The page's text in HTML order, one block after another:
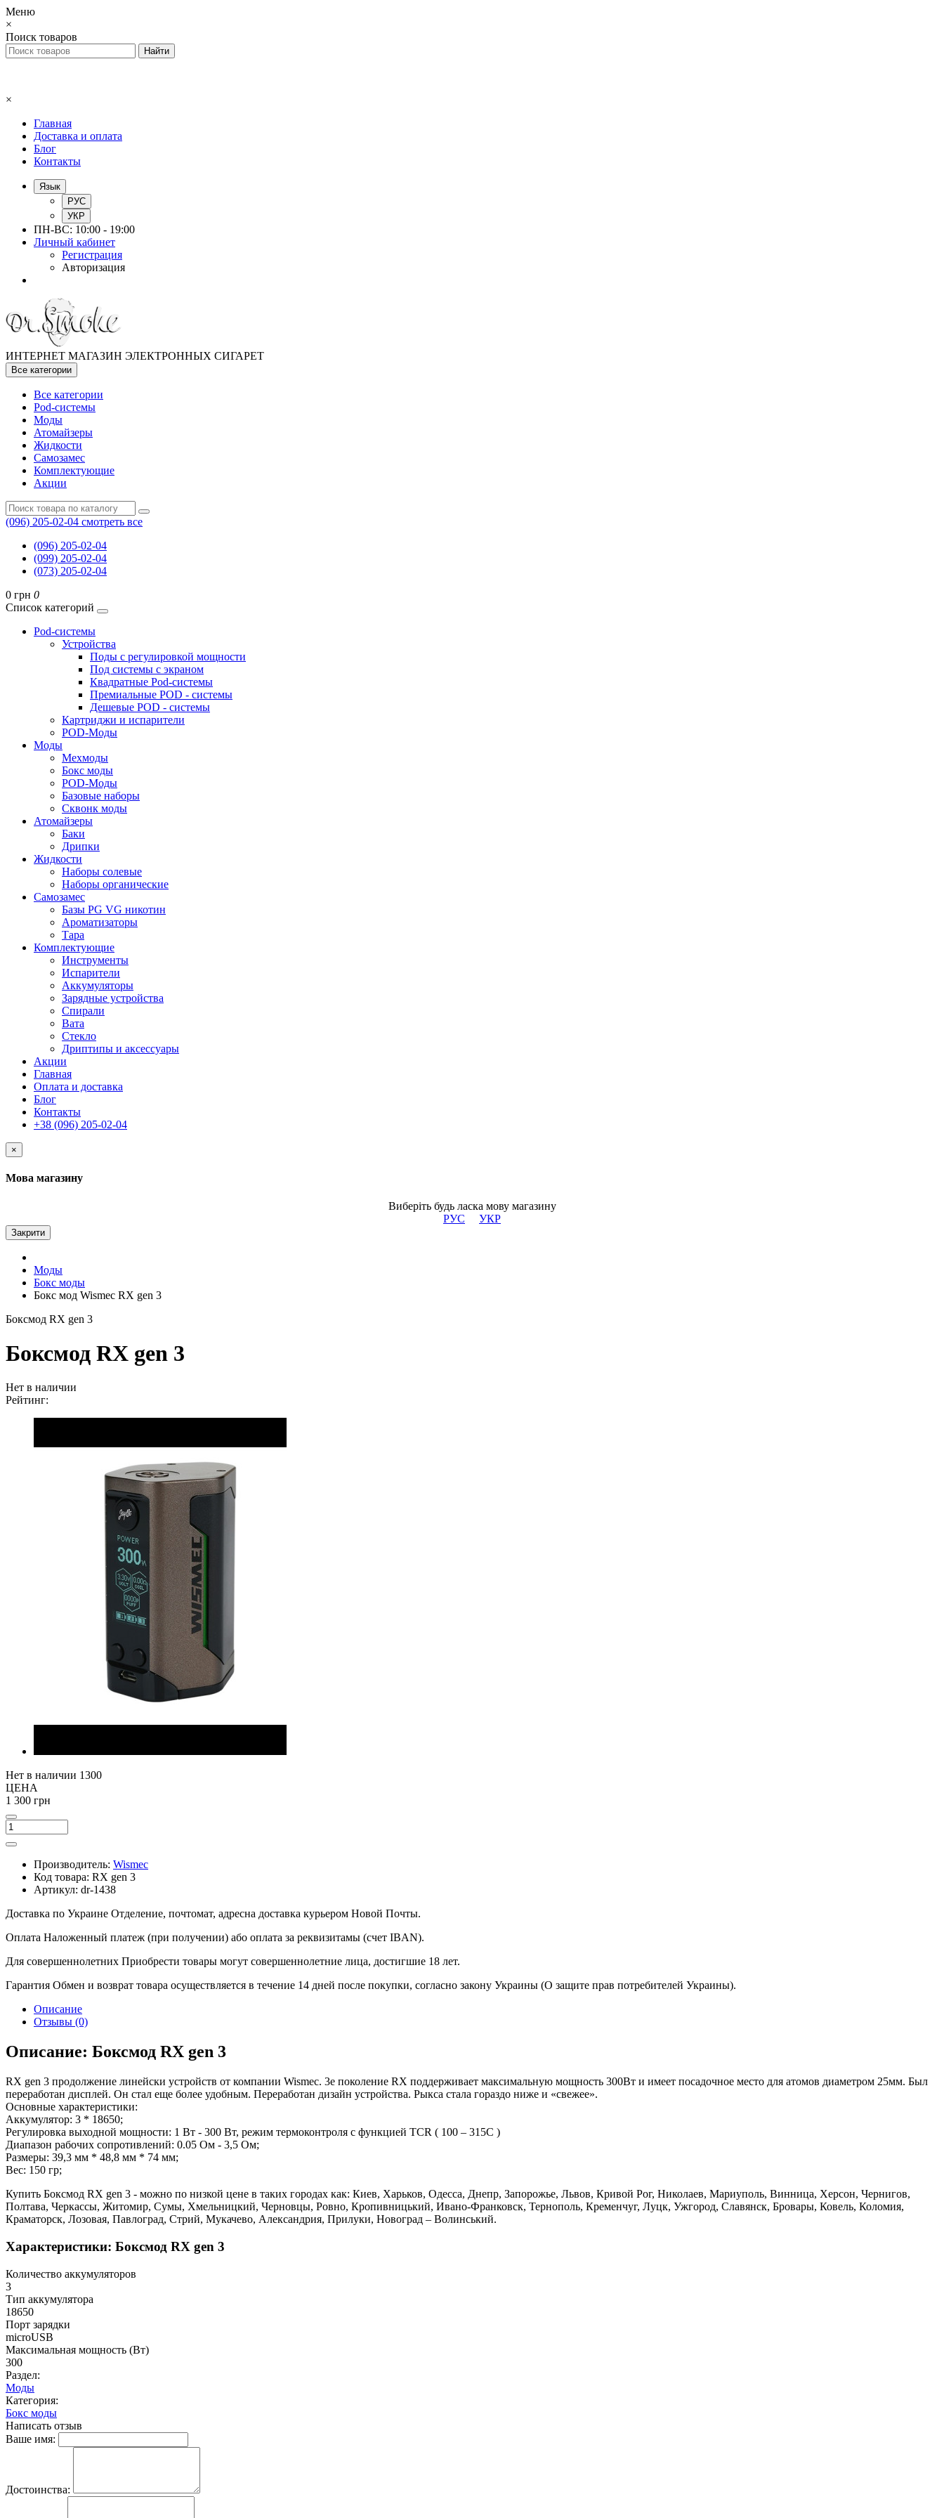
Меню
×
Поиск товаров
×
Главная
Доставка и оплата
Блог
Контакты
Язык
РУС
УКР
ПН-ВС: 10:00 - 19:00
Личный кабинет
Регистрация
Авторизация
ИНТЕРНЕТ МАГАЗИН ЭЛЕКТРОННЫХ СИГАРЕТ
Все категории
Все категории
Pod-системы
Моды
Атомайзеры
Жидкости
Самозамес
Комплектующие
Акции
(096) 205-02-04 смотреть все
(096) 205-02-04
(099) 205-02-04
(073) 205-02-04
0 грн 0
Список категорий
Pod-системы
Устройства
Поды с регулировкой мощности
Под системы с экраном
Квадратные Pod-системы
Премиальные POD - системы
Дешевые POD - системы
Картриджи и испарители
POD-Моды
Моды
Мехмоды
Бокс моды
POD-Моды
Базовые наборы
Сквонк моды
Атомайзеры
Баки
Дрипки
Жидкости
Наборы солевые
Наборы органические
Самозамес
Базы PG VG никотин
Ароматизаторы
Тара
Комплектующие
Инструменты
Испарители
Аккумуляторы
Зарядные устройства
Спирали
Вата
Стекло
Дриптипы и аксессуары
Акции
Главная
Оплата и доставка
Блог
Контакты
+38 (096) 205-02-04
×
Мова магазину
Виберіть будь ласка мову магазину
РУС
УКР
Закрити
Моды
Бокс моды
Бокс мод Wismec RX gen 3
Боксмод RX gen 3
Боксмод RX gen 3
Нет в наличии
Рейтинг:
Нет в наличии 1300
ЦЕНА
1 300 грн
Производитель: Wismec
Код товара: RX gen 3
Артикул: dr-1438
Доставка по Украине Отделение, почтомат, адресна доставка курьером Новой Почты.
Оплата Наложенный платеж (при получении) або оплата за реквизитамы (счет IBAN).
Для совершеннолетних Приобрести товары могут совершеннолетние лица, достигшие 18 лет.
Гарантия Обмен и возврат товара осуществляется в течение 14 дней после покупки, согласно закону Украины (О защите прав потребителей Украины).
Описание
Отзывы (0)
Описание: Боксмод RX gen 3
RX gen 3 продолжение линейски устройств от компании Wismec. 3е поколение RX поддерживает максимальную мощность 300Вт и имеет посадочное место для атомов диаметром 25мм. Был
переработан дисплей. Он стал еще более удобным. Переработан дизайн устройства. Рыкса стала гораздо ниже и «свежее».
Основные характеристики:
Аккумулятор: 3 * 18650;
Регулировка выходной мощности: 1 Вт - 300 Вт, режим термоконтроля с функцией TCR ( 100 – 315С )
Диапазон рабочих сопротивлений: 0.05 Ом - 3,5 Ом;
Размеры: 39,3 мм * 48,8 мм * 74 мм;
Вес: 150 гр;
Купить Боксмод RX gen 3 - можно по низкой цене в таких городах как: Киев, Харьков, Одесса, Днепр, Запорожье, Львов, Кривой Рог, Николаев, Мариуполь, Винница, Херсон, Чернигов,
Полтава, Черкассы, Житомир, Сумы, Хмельницкий, Черновцы, Ровно, Кропивницький, Ивано-Франковск, Тернополь, Кременчуг, Луцк, Ужгород, Славянск, Бровары, Ковель, Коломия,
Краматорск, Лозовая, Павлоград, Стрий, Мукачево, Александрия, Прилуки, Новоград – Волинський.
Характеристики: Боксмод RX gen 3
Количество аккумуляторов
3
Тип аккумулятора
18650
Порт зарядки
microUSB
Максимальная мощность (Вт)
300
Раздел:
Моды
Категория:
Бокс моды
Написать отзыв
Ваше имя:
Достоинства: